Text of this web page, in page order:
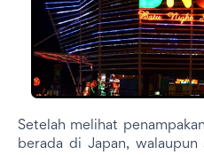
Setelah melihat
berada di Japan, walaupun